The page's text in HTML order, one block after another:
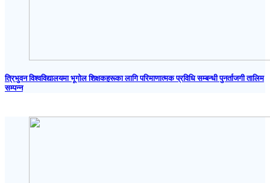
त्रिभुवन विश्वविद्यालयमा भूगोल शिक्षकहरूका लागि परिमाणात्मक प्रविधि सम्बन्धी पुनर्ताजगी तालिम
सम्पन्न